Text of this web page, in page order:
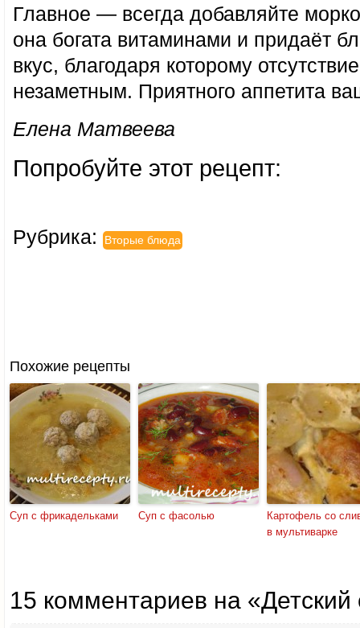
Главное — всегда добавляйте
она богата витаминами и придаёт
вкус, благодаря которому
незаметным. Приятного аппетита
Елена Матвеева
Попробуйте этот рецепт:
Рубрика: Вторые блюда
Похожие рецепты
Суп с фрикадельками Суп с фасолью
Картофель со
в мультиварке
15 комментариев на